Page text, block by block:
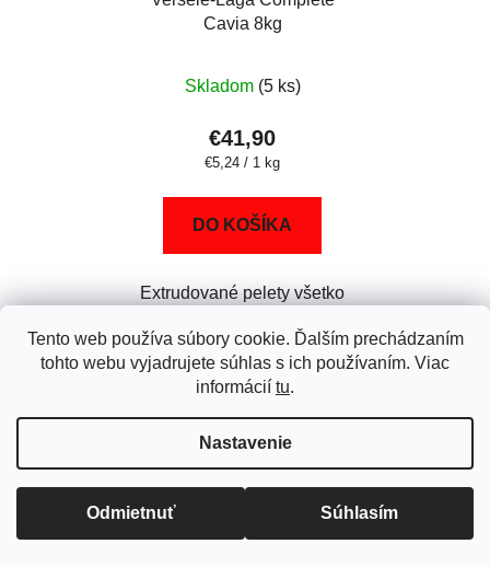
Tento web používa súbory cookie. Ďalším prechádzaním
tohto webu vyjadrujete súhlas s ich používaním. Viac
informácií tu.
Nastavenie
Odmietnuť Súhlasím
Cavia 8kg
Skladom (5 ks)
€41,90
Jednotková
€5,24 / 1 kg
DO KOŠÍKA
Extrudované pelety všetko
podielom vlákniny pre
morčatá.
O
l